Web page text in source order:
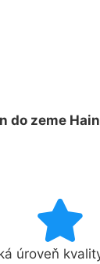
do zeme
úroveň